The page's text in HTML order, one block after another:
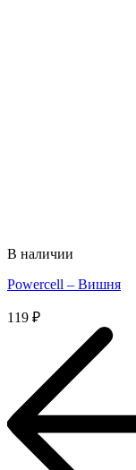
В наличии
Powercell – Вишня
119 ₽